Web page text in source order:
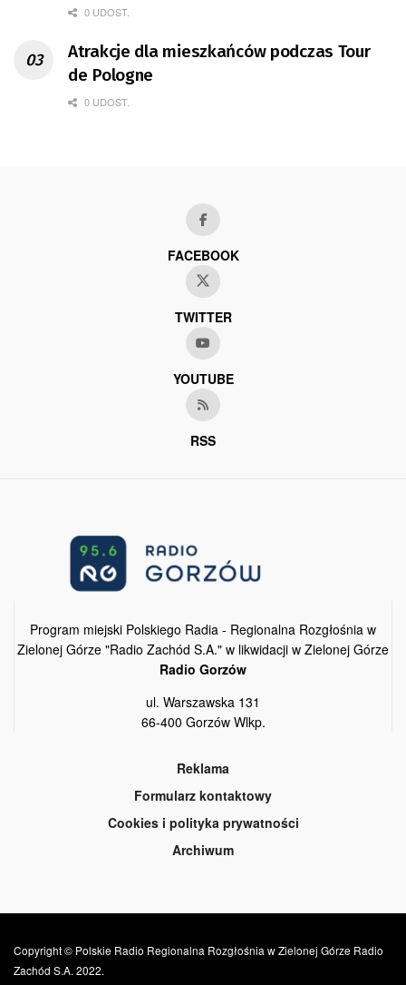
0 UDOST.
Atrakcje dla mieszkańców podczas Tour
de Pologne
0 UDOST.
FACEBOOK
TWITTER
YOUTUBE
RSS
Program miejski Polskiego Radia - Regionalna Rozgłośnia w
Zielonej Górze "Radio Zachód S.A." w likwidacji w Zielonej Górze
Radio Gorzów
ul. Warszawska 131
66-400 Gorzów Wlkp.
Reklama
Formularz kontaktowy
Cookies i polityka prywatności
Archiwum
Copyright © Polskie Radio Regionalna Rozgłośnia w Zielonej Górze Radio
Zachód S.A. 2022.